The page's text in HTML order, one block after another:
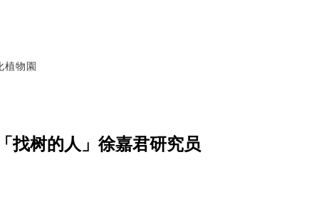
植物園
找树的人」徐嘉君研究员